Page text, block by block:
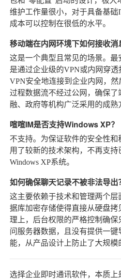
维护工作量很小，对于具备基
成本可以控制在很低的水平。
移动端在内网环境下如何接收消
这是一个典型且常见的场景。
是通过企业级的VPN或内网穿
VPN安全地连接到企业内网，
过程数据流不经过公网，确保
融、政府等机构广泛采用的成熟
喧喧IM是否支持Windows XP？
不支持。为保证软件的安全性
用了较新的技术架构，不再支
Windows XP系统。
如何确保聊天记录不被非法导出
这主要依赖于技术和管理两个
据库加密存储使得直接从硬盘
理上，后台权限的严格控制确
问服务器数据，且没有提供一
能，从产品设计上防止了大规模
选择企业即时通讯软件，本质